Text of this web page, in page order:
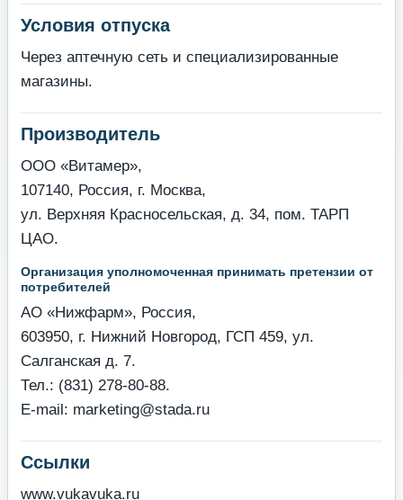
Условия отпуска
Через аптечную сеть и специализированные
магазины.
Производитель
ООО «Витамер»,
107140, Россия, г. Москва,
ул. Верхняя Красносельская, д. 34, пом. ТАРП
ЦАО.
Организация уполномоченная принимать претензии от
потребителей
АО «Нижфарм», Россия,
603950, г. Нижний Новгород, ГСП 459, ул.
Салганская д. 7.
Тел.: (831) 278-80-88.
E-mail: marketing@stada.ru
Ссылки
www.vukavuka.ru